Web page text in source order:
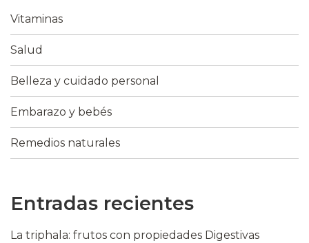
Vitaminas
Salud
Belleza y cuidado personal
Embarazo y bebés
Remedios naturales
Entradas recientes
La triphala: frutos con propiedades Digestivas